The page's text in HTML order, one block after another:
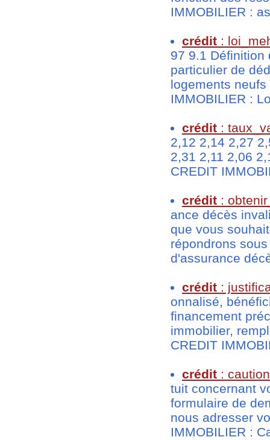
IMMOBILIER :
crédit :
97 9.1 Définition
particulier de
logements
IMMOBILIER :
crédit :
2,12 2,14 2,27
2,31 2,11 2,06
CREDIT
crédit :
ance décès
que vous
répondrons
d'assurance
crédit :
onnalisé,
financement
immobilier,
CREDIT
crédit :
tuit concernant
formulaire de
nous adresser
IMMOBILIER :